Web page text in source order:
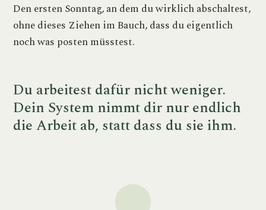
Den ersten Sonntag, an dem du wirklich abschaltest,
ohne dieses Ziehen im Bauch, dass du eigentlich
noch was posten müsstest.
Du arbeitest dafür nicht weniger.
Dein System nimmt dir nur endlich
die Arbeit ab, statt dass du sie ihm.